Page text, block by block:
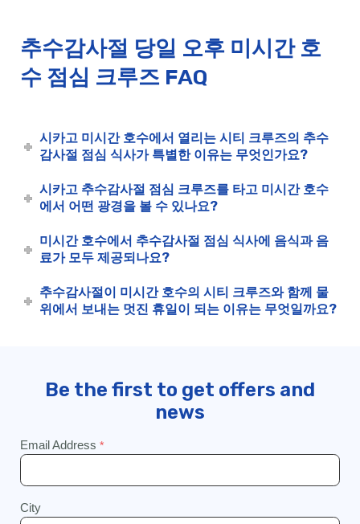
추수감사절 당일 오후 미시간 호
수 점심 크루즈 FAQ
시카고 미시간 호수에서 열리는 시티 크루즈의 추수
감사절 점심 식사가 특별한 이유는 무엇인가요?
시카고 추수감사절 점심 크루즈를 타고 미시간 호수
에서 어떤 광경을 볼 수 있나요?
미시간 호수에서 추수감사절 점심 식사에 음식과 음
료가 모두 제공되나요?
추수감사절이 미시간 호수의 시티 크루즈와 함께 물
위에서 보내는 멋진 휴일이 되는 이유는 무엇일까요?